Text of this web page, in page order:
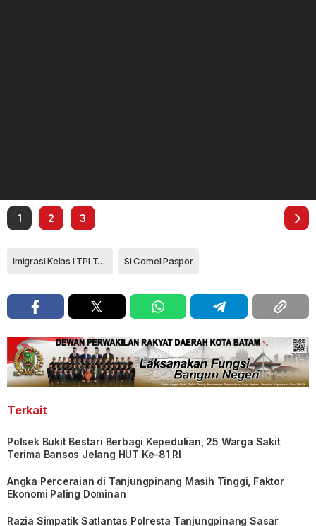
1 2 3
Imigrasi Kelas I TPI Tanjungpinang Si Comel Paspor
Terkait
Polsek Bukit Bestari Berbagi Kepedulian, 25 Warga Sakit
Terima Bansos Jelang HUT Ke-81 RI
Angka Perceraian di Tanjungpinang Masih Tinggi, Faktor
Ekonomi Paling Dominan
Razia Simpatik Satlantas Polresta Tanjungpinang Sasar